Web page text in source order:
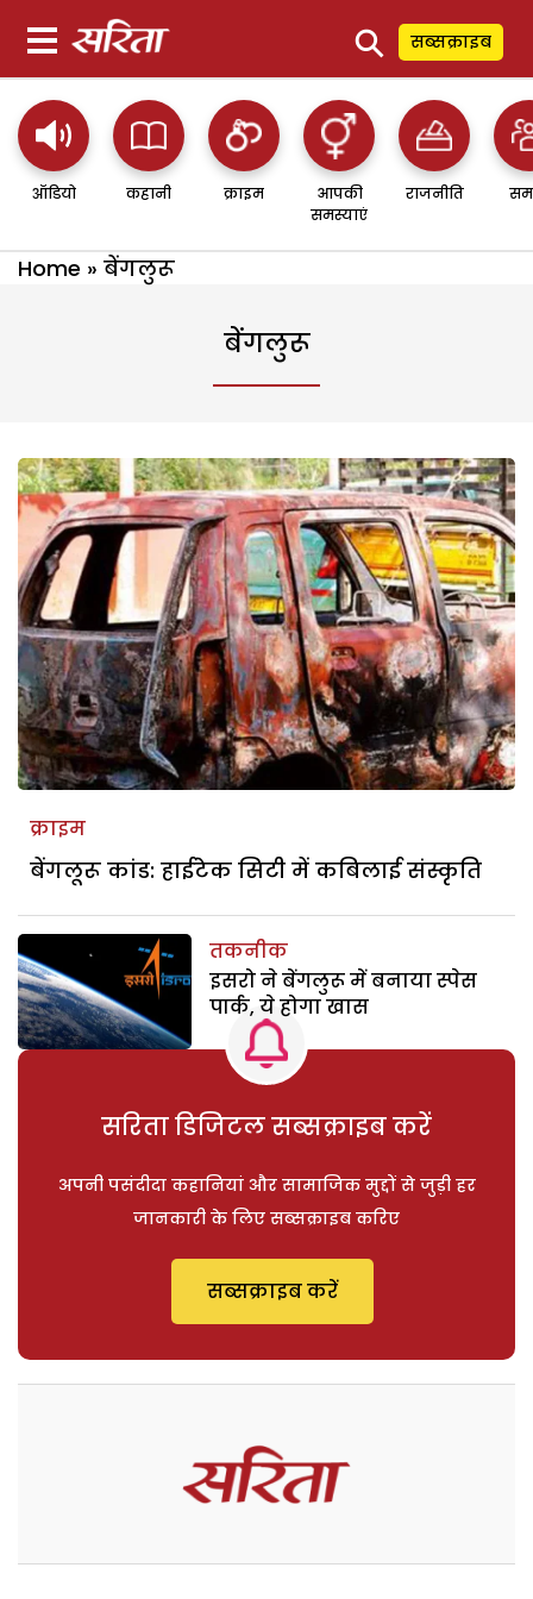
⚲ सब्सक्राइब
ऑडियो कहानी क्राइम
आपकी
समस्याएं
राजनीति
Home » बेंगलुरू
बेंगलुरू
क्राइम
बेंगलूरू कांड: हाईटेक सिटी में कबिलाई संस्कृति
तकनीक
इसरो ने बेंगलुरू में बनाया स्पेस
पार्क, ये होगा खास
सरिता डिजिटल सब्सक्राइब करें
अपनी पसंदीदा कहानियां और सामाजिक मुद्दों से जुड़ी हर
जानकारी के लिए सब्सक्राइब करिए
सब्सक्राइब करें